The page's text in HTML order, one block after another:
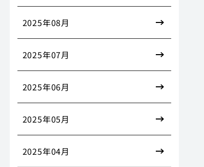
2025年08月
2025年07月
2025年06月
2025年05月
2025年04月